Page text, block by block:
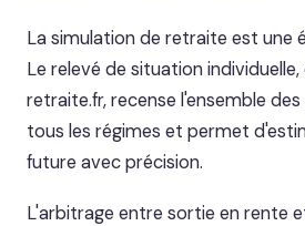
La simulation de retraite est une
Le relevé de situation
retraite.fr, recense l'ensemble
tous les régimes et permet
future avec précision.
L'arbitrage entre sortie en rente